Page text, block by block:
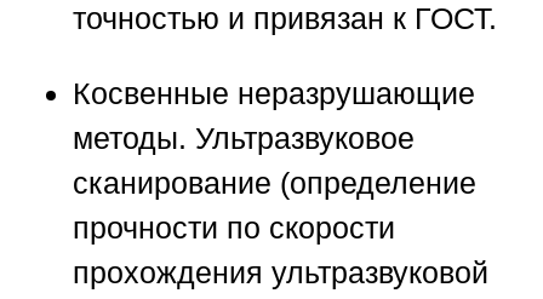
точностью и привязан к ГОСТ.
Косвенные неразрушающие
методы. Ультразвуковое
сканирование (определение
прочности по скорости
прохождения ультразвуковой